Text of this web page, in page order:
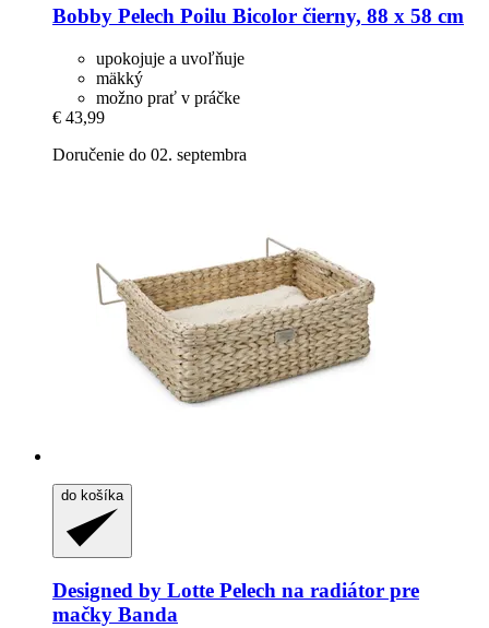
Bobby Pelech Poilu Bicolor čierny, 88 x 58 cm
upokojuje a uvoľňuje
mäkký
možno prať v práčke
€ 43,99
Doručenie do 02. septembra
do košíka
Designed by Lotte Pelech na radiátor pre
mačky Banda